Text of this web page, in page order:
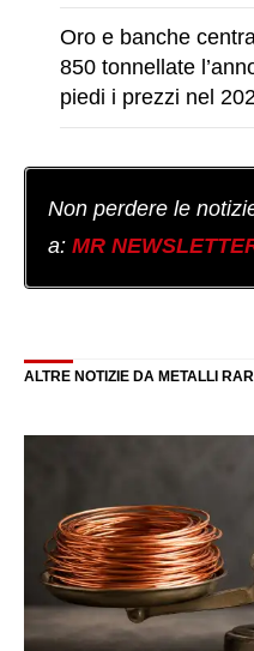
Oro e banche
850 tonnellate
piedi i prezzi nel
Non perdere le
a: MR
ALTRE NOTIZIE DA METALLI